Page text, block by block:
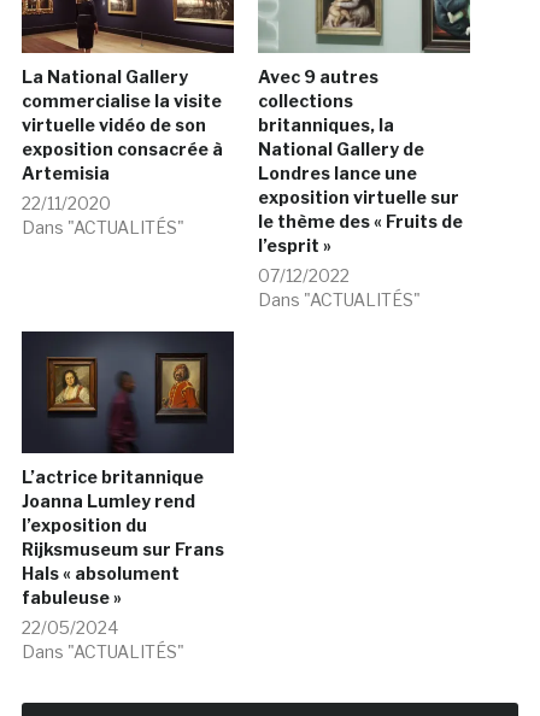
La National Gallery
commercialise la visite
virtuelle vidéo de son
exposition consacrée à
Artemisia
22/11/2020
Dans "ACTUALITÉS"
Avec 9 autres
collections
britanniques, la
National Gallery de
Londres lance une
exposition virtuelle sur
le thème des « Fruits de
l’esprit »
07/12/2022
Dans "ACTUALITÉS"
L’actrice britannique
Joanna Lumley rend
l’exposition du
Rijksmuseum sur Frans
Hals « absolument
fabuleuse »
22/05/2024
Dans "ACTUALITÉS"